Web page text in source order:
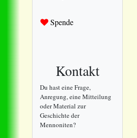
Spende
Kontakt
Du hast eine Frage,
Anregung, eine Mitteilung
oder Material zur
Geschichte der
Mennoniten?